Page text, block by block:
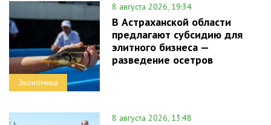
Экономика
8 августа 2026, 19:34
В Астраханской области
предлагают субсидию для
элитного бизнеса —
разведение осетров
8 августа 2026, 13:48